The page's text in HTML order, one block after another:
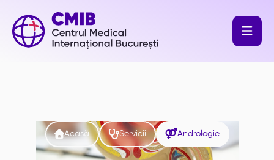

Acasă Servicii Andrologie